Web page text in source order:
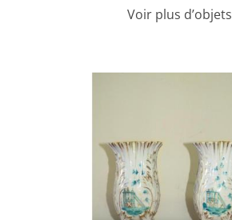
Voir plus d’objets